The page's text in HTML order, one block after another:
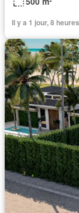
Il y a 1 jour, 8 heures